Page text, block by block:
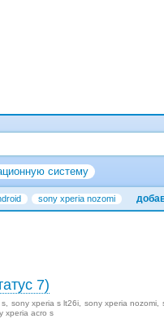
систему
sony xperia nozomi
7)
s sony xperia s lt26i sony xperia nozomi
xperia acro s